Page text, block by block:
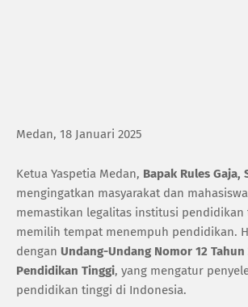
Medan, 18 Januari 2025
Ketua Yaspetia Medan, Bapak Rules Gaja,
mengingatkan masyarakat dan
memastikan legalitas institusi pendidikan
memilih tempat menempuh pendidikan.
dengan Undang-Undang Nomor 12
Pendidikan Tinggi, yang mengatur
pendidikan tinggi di Indonesia.